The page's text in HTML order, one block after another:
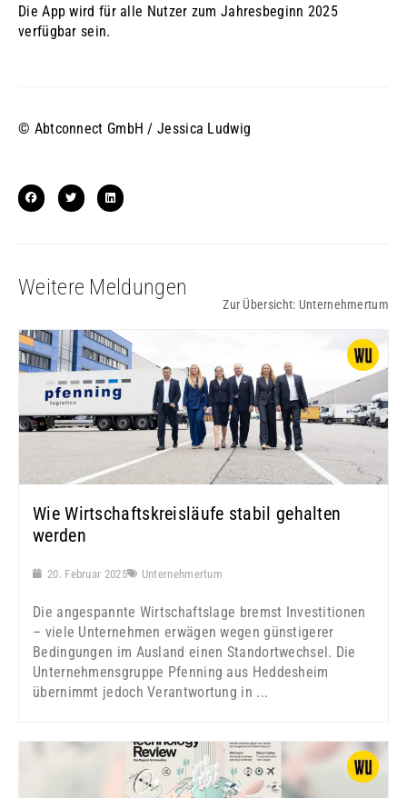
Die App wird für alle Nutzer zum Jahresbeginn 2025
verfügbar sein.
© Abtconnect GmbH / Jessica Ludwig
Weitere Meldungen
Zur Übersicht: Unternehmertum
Wie Wirtschaftskreisläufe stabil gehalten
werden
20. Februar 2025 Unternehmertum
Die angespannte Wirtschaftslage bremst Investitionen
– viele Unternehmen erwägen wegen günstigerer
Bedingungen im Ausland einen Standortwechsel. Die
Unternehmensgruppe Pfenning aus Heddesheim
übernimmt jedoch Verantwortung in ...